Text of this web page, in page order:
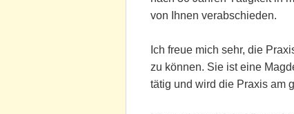
von Ihnen verabschieden.
Ich freue mich sehr, die
zu können. Sie ist eine
tätig und wird die Praxis am